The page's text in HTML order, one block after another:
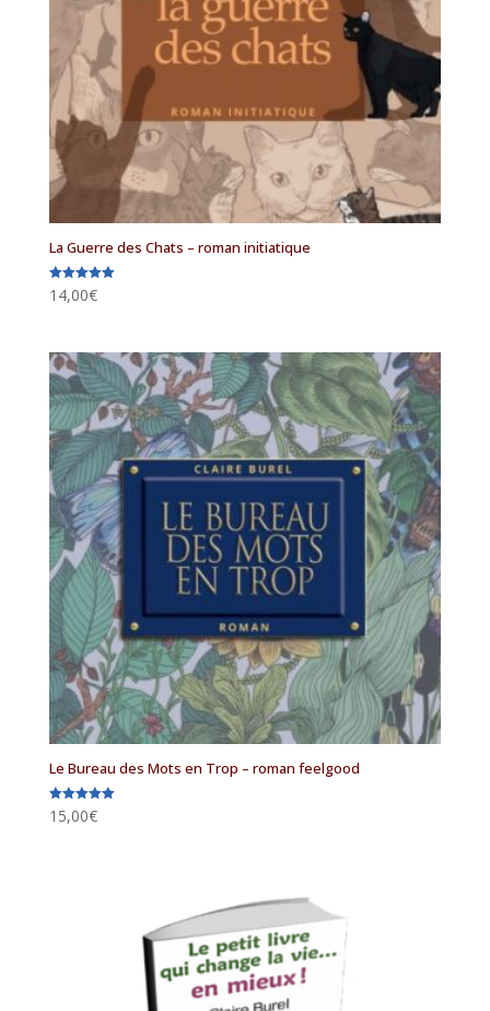
La Guerre des Chats – roman initiatique
Note
5.00
14,00€
Le Bureau des Mots en Trop – roman feelgood
Note
5.00
15,00€